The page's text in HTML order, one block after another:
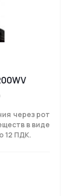
через рот
в виде
12 ПДК.